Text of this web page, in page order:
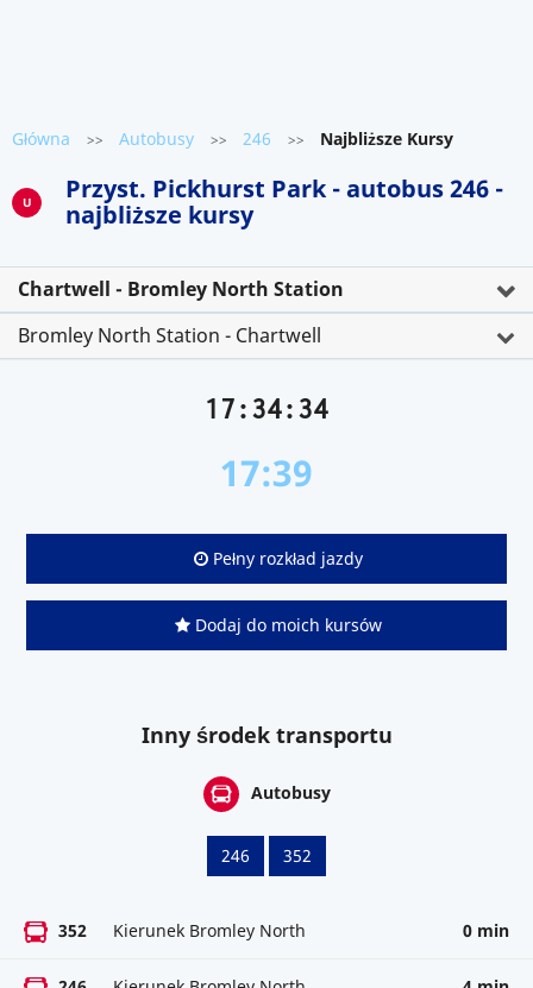
Główna >> Autobusy >> 246 >> Najbliższe Kursy
U
Przyst. Pickhurst Park - autobus 246 -
najbliższe kursy
Chartwell - Bromley North Station
Bromley North Station - Chartwell
17:34:34
17:39
Pełny rozkład jazdy
Dodaj do moich kursów
Inny środek transportu
Autobusy
246 352
352 Kierunek Bromley North 0 min